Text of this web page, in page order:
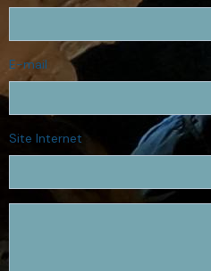
E-mail
Site Internet